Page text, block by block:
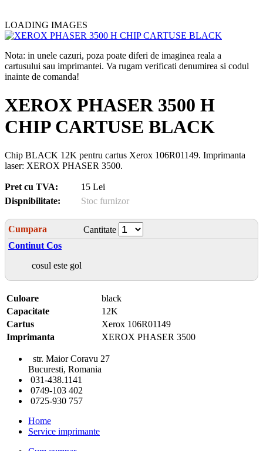
LOADING IMAGES
Nota: in unele cazuri, poza poate diferi de imaginea reala a
cartusului sau imprimantei. Va rugam verificati denumirea si codul
inainte de comanda!
XEROX PHASER 3500 H
CHIP CARTUSE BLACK
Chip BLACK 12K pentru cartus Xerox 106R01149. Imprimanta
laser: XEROX PHASER 3500.
Pret cu TVA:
15 Lei
Dispnibilitate:
Stoc furnizor
Cumpara
Cantitate
Continut Cos
cosul este gol
Culoare
black
Capacitate
12K
Cartus
Xerox 106R01149
Imprimanta
XEROX PHASER 3500
str. Maior Coravu 27
Bucuresti, Romania
031-438.1141
0749-103 402
0725-930 757
Home
Service imprimante